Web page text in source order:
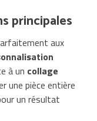
principales
aux
à un collage
une pièce entière
un résultat